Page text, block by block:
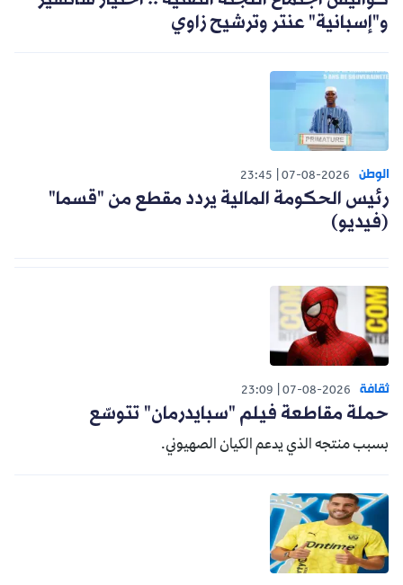
و"إسبانية" عنتر وترشيح زاوي
الوطن 07-08-2026
23:45
رئيس الحكومة المالية يردد مقطع من "قسما"
(فيديو)
ثقافة 07-08-2026
23:09
حملة مقاطعة فيلم "سبايدرمان" تتوسّع
بسبب منتجه الذي يدعم الكيان الصهيوني.